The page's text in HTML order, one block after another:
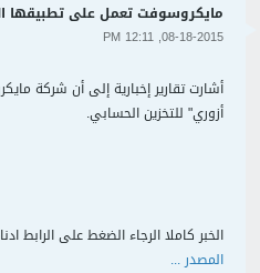
مايكروسوفت تعمل على تطبيقها
08-18-2015, 12:11 PM
أشارت تقارير إخبارية إلى أن شركة
أزوري" للتخزين الحسابي.
الخبر كاملا الرجاء الضغط على الرابط
المصدر ...